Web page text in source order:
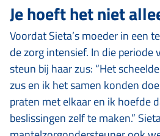
Je hoeft het niet
Voordat Sieta’s moeder in een
de zorg intensief. In die periode
steun bij haar zus: “Het
zus en ik het samen konden
praten met elkaar en ik hoefde
beslissingen zelf te maken.”